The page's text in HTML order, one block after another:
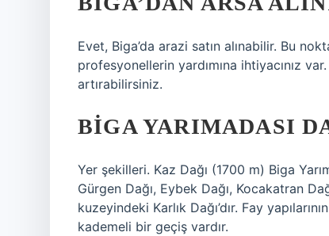
Evet, Biga’da arazi satın alınabilir. Bu
profesyonellerin yardımına ihtiyacınız
artırabilirsiniz.
BIGA YARIMADASI
Yer şekilleri. Kaz Dağı (1700 m) Biga
Gürgen Dağı, Eybek Dağı, Kocakatran
kuzeyindeki Karlık Dağı’dır. Fay
kademeli bir geçiş vardır.